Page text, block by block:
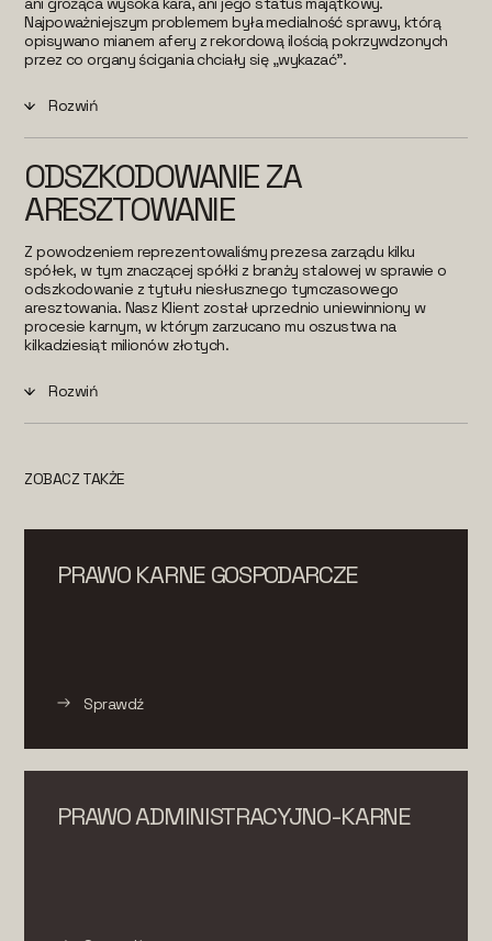
Najpoważniejszym problemem była medialność sprawy, którą
opisywano mianem afery z rekordową ilością pokrzywdzonych
przez co organy ścigania chciały się „wykazać”.
Rozwiń
ODSZKODOWANIE ZA
ARESZTOWANIE
Z powodzeniem reprezentowaliśmy prezesa zarządu kilku
spółek, w tym znaczącej spółki z branży stalowej w sprawie o
odszkodowanie z tytułu niesłusznego tymczasowego
aresztowania. Nasz Klient został uprzednio uniewinniony w
procesie karnym, w którym zarzucano mu oszustwa na
kilkadziesiąt milionów złotych.
Rozwiń
ZOBACZ TAKŻE
PRAWO KARNE GOSPODARCZE
Sprawdź
PRAWO ADMINISTRACYJNO-KARNE